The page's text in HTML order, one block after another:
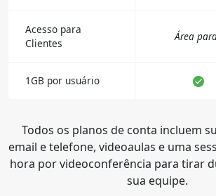
Acesso para
Clientes
Área
1GB por usuário
Todos os planos de conta incluem
email e telefone, videoaulas e uma
hora por videoconferência para tirar
sua equipe.